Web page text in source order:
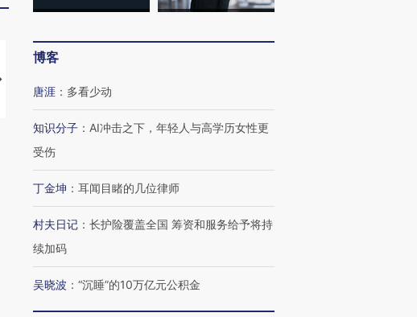
【推广】走进第四届链博
会，让数智科技“链”接产
有意思的生活方式·第三对
住三大增长引擎是什么？
博客
唐涯 ： 多看少动
知识分子 ： AI冲击之下，年轻人与高学历女性更
受伤
丁金坤 ： 耳闻目睹的几位律师
村夫日记 ： 长护险覆盖全国 筹资和服务给予将持
续加码
吴晓波 ： “沉睡”的10万亿元公积金